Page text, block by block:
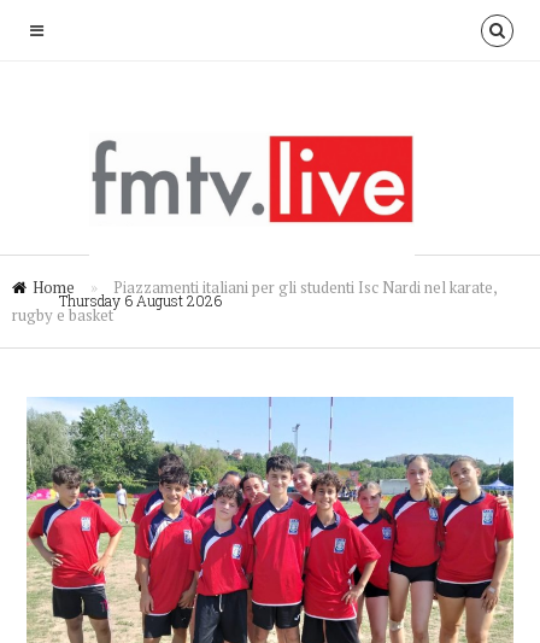
Thursday 6 August 2026
Home »
Piazzamenti italiani per gli studenti Isc Nardi nel karate,
rugby e basket